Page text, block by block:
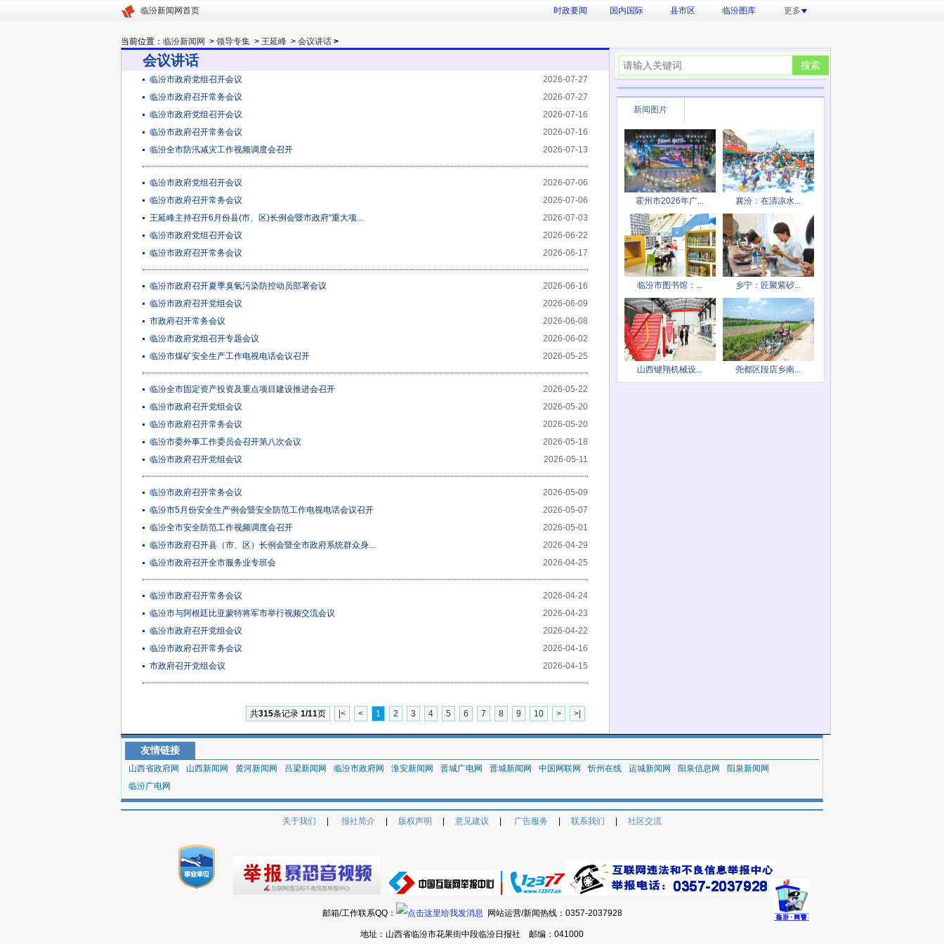
时政要闻 国内国际 县市区 临汾图库 更多
临汾新闻网首页
当前位置： 临汾新闻网 > 领导专集 > 王延峰 > 会议讲话 >
会议讲话
临汾市政府党组召开会议
2026-07-27
临汾​市政府召开常务会议
2026-07-27
临汾市政府党组召开会议
2026-07-16
临汾市政府召开常务会议
2026-07-16
临汾全市防汛减灾工作视频调度会召开
2026-07-13
临汾市政府党组召开会议
2026-07-06
临汾市政府召开常务会议
2026-07-06
王延峰主持召开6月份县(市、区)长例会暨市政府“重大项...
2026-07-03
临汾市政府党组召开会议
2026-06-22
临汾​市政府召开常务会议
2026-06-17
临汾市政府召开夏季臭氧污染防控动员部署会议
2026-06-16
临汾市政府召开党组会议
2026-06-09
市政府召开常务会议
2026-06-08
临汾市政府党组召开专题会议
2026-06-02
临汾市煤矿安全生产工作电视电话会议召开
2026-05-25
临汾全市固定资产投资及重点项目建设推进会召开
2026-05-22
临汾市政府召开党组会议
2026-05-20
临汾市政府召开常务会议
2026-05-20
临汾市委外事工作委员会召开第八次会议
2026-05-18
临汾市政府召开党组会议
2026-05-11
临汾市政府召开常务会议
2026-05-09
临汾市5月份安全生产例会暨安全防范工作电视电话会议召开
2026-05-07
临汾全市安全防范工作视频调度会召开
2026-05-01
临汾市政府召开县（市、区）长例会暨全市政府系统群众身...
2026-04-29
临汾市政府召开全市服务业专班会
2026-04-25
临汾市政府召开常务会议
2026-04-24
临汾市与阿根廷比亚蒙特将军市举行视频交流会议
2026-04-23
临汾市政府召开党组会议
2026-04-22
临汾市政府召开常务会议
2026-04-16
市政府召开党组会议
2026-04-15
|< < 1 2 3 4 5 6 7 8 9 10 > >|
共315条记录 1/11页
新闻图片
霍州市2026年广... 襄汾：在清凉水...
临汾市图书馆：... 乡宁：匠聚紫砂...
山西键翔机械设... 尧都区段店乡南...
友情链接
山西省政府网 山西新闻网 黄河新闻网 吕梁新闻网 临汾市政府网 淮安新闻网 晋城广电网 晋城新闻网 中国网联网 忻州在线 运城新闻网 阳泉信息网
阳泉新闻网
临汾广电网
关于我们 报社简介 版权声明 意见建议 广告服务 联系我们 社区交流
邮箱/工作联系QQ： 网站运营/新闻热线： 0357-2037928
地址：山西省临汾市花果街中段临汾日报社 邮编：041000